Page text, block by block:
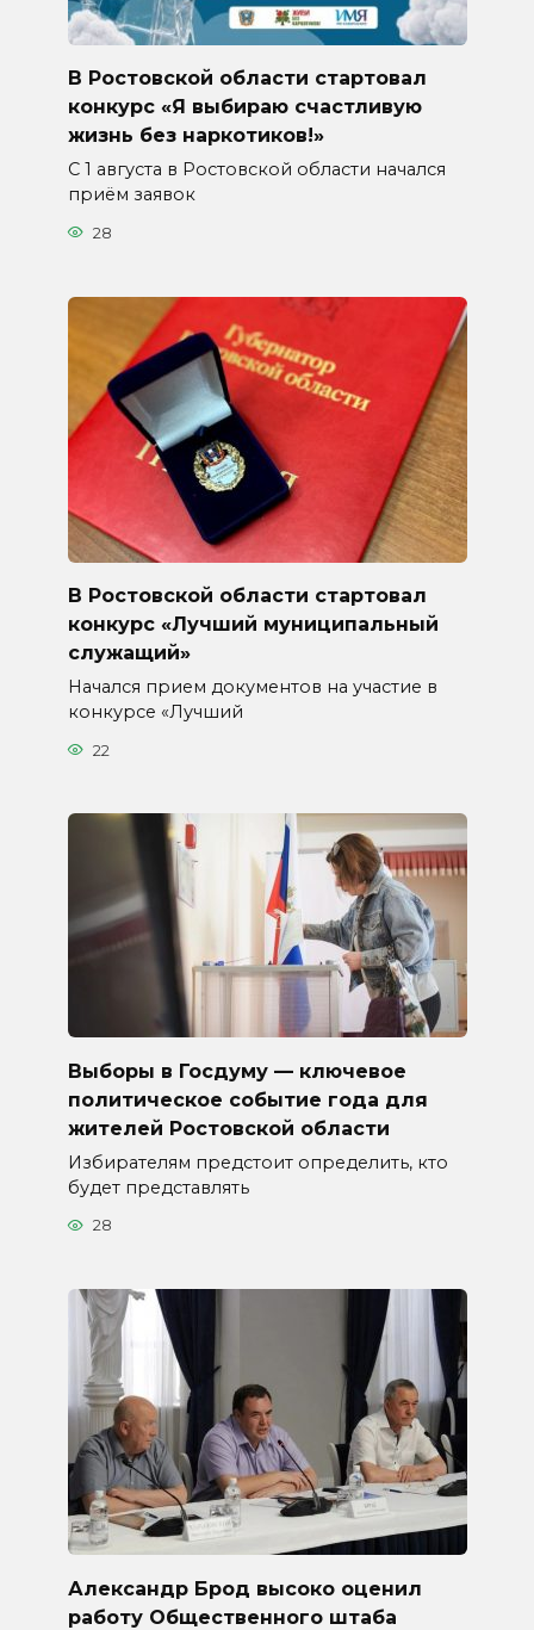
В Ростовской области стартовал
конкурс «Я выбираю счастливую
жизнь без наркотиков!»
С 1 августа в Ростовской области начался
приём заявок
28
В Ростовской области стартовал
конкурс «Лучший муниципальный
служащий»
Начался прием документов на участие в
конкурсе «Лучший
22
Выборы в Госдуму — ключевое
политическое событие года для
жителей Ростовской области
Избирателям предстоит определить, кто
будет представлять
28
Александр Брод высоко оценил
работу Общественного штаба